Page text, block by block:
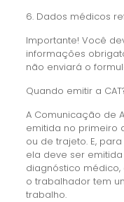
6. Dados médicos
Importante! Você
informações
não enviará o
Quando emitir a
A Comunicação de
emitida no primeiro
ou de trajeto. E,
ela deve ser
diagnóstico
o trabalhador tem
trabalho.